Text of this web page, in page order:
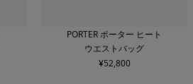
PORTER ポーター ヒート
ウエストバッグ
¥52,800